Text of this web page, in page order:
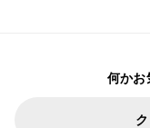
何かお